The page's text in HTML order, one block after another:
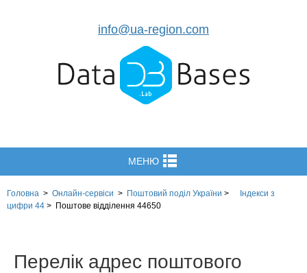
info@ua-region.com
МЕНЮ
Головна > Онлайн-сервіси > Поштовий поділ України >
Індекси з
цифри 44 > Поштове відділення 44650
Перелік адрес поштового